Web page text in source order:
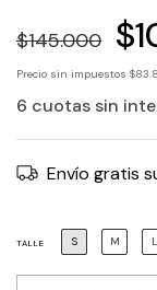
$145.000
6 cuotas sin
Precio sin impuestos
Envío gratis
TALLE S M L